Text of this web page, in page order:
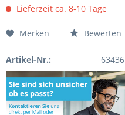
Lieferzeit ca. 8-10 Tage
Merken Bewerten
Artikel-Nr.: 63436